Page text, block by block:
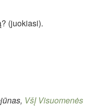
(juokiasi).
VšĮ Visuomenės